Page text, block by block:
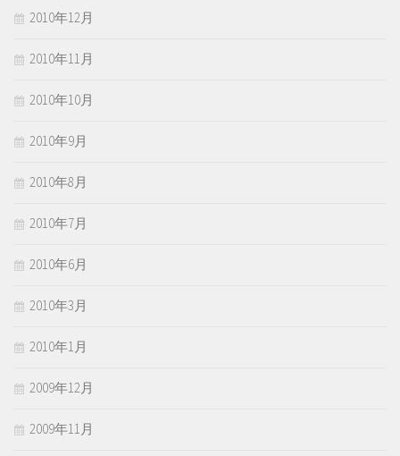
2010年12月
2010年11月
2010年10月
2010年9月
2010年8月
2010年7月
2010年6月
2010年3月
2010年1月
2009年12月
2009年11月